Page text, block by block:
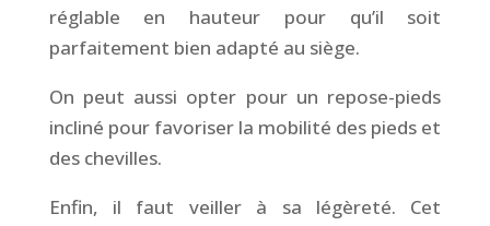
réglable en hauteur pour qu’il soit
parfaitement bien adapté au siège.
On peut aussi opter pour un repose-pieds
incliné pour favoriser la mobilité des pieds et
des chevilles.
Enfin, il faut veiller à sa légèreté. Cet